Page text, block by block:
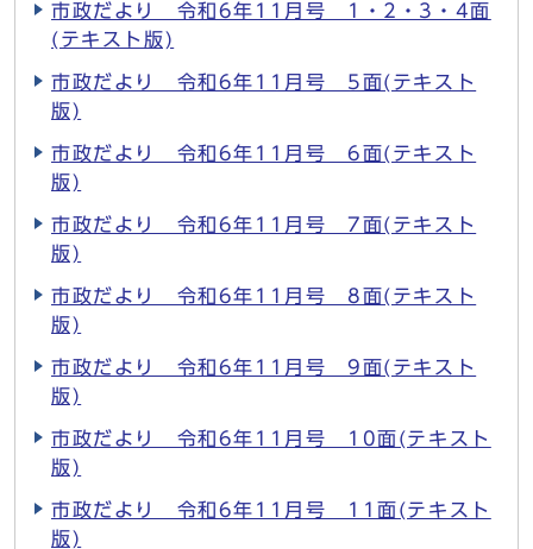
市政だより 令和6年11月号 1・2・3・4面
(テキスト版)
市政だより 令和6年11月号 5面(テキスト
版)
市政だより 令和6年11月号 6面(テキスト
版)
市政だより 令和6年11月号 7面(テキスト
版)
市政だより 令和6年11月号 8面(テキスト
版)
市政だより 令和6年11月号 9面(テキスト
版)
市政だより 令和6年11月号 10面(テキスト
版)
市政だより 令和6年11月号 11面(テキスト
版)